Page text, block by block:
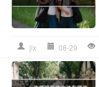
jlx 08-29